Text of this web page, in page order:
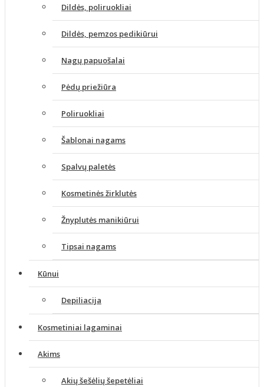
Dildės, poliruokliai
Dildės, pemzos pedikiūrui
Nagų papuošalai
Pėdų priežiūra
Poliruokliai
Šablonai nagams
Spalvų paletės
Kosmetinės žirklutės
Žnyplutės manikiūrui
Tipsai nagams
Kūnui
Depiliacija
Kosmetiniai lagaminai
Akims
Akių šešėlių šepetėliai